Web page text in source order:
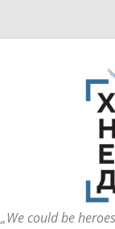
„We could be